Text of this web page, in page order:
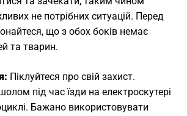
не потрібних ситуацій. Перед
що з обох боків немає
та тварин.
Піклуйтеся про свій захист.
під час їзди на електроскутері
Бажано використовувати